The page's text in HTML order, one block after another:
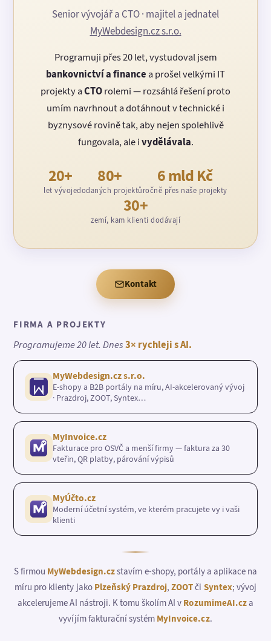
Senior vývojář a CTO · majitel a jednatel
MyWebdesign.cz s.r.o.
Programuji přes 20 let, vystudoval jsem
bankovnictví a finance a prošel velkými IT
projekty aCTOrolemi — rozsáhlá řešení proto
umím navrhnout a dotáhnout v technické i
byznysové rovině tak, aby nejen spolehlivě
fungovala, ale ivydělávala.
20+
let vývoje
80+
dodaných projektů
6 mld Kč
ročně přes naše projekty
30+
zemí, kam klienti dodávají
Kontakt
FIRMA A PROJEKTY
Programujeme 20 let. Dnes3× rychleji s AI.
MyWebdesign.cz s.r.o.
E-shopy a B2B portály na míru, AI-akcelerovaný vývoj
· Prazdroj, ZOOT, Syntex…
MyInvoice.cz
Fakturace pro OSVČ a menší firmy — faktura za 30
vteřin, QR platby, párování výpisů
MyÚčto.cz
Moderní účetní systém, ve kterém pracujete vy i vaši
klienti
S firmou MyWebdesign.czstavím e-shopy, portály a aplikace na
míru pro klienty jako Plzeňský Prazdroj,ZOOTči Syntex; vývoj
akcelerujeme AI nástroji. K tomu školím AI v RozumimeAI.cza
vyvíjím fakturační systém MyInvoice.cz.